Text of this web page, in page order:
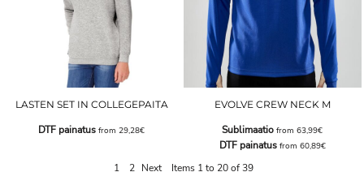
LASTEN SET IN COLLEGEPAITA
DTF painatus from 29,28€
EVOLVE CREW NECK M
Sublimaatio from63,99€
DTF painatusfrom 60,89€
1 2 Next Items 1 to 20 of 39